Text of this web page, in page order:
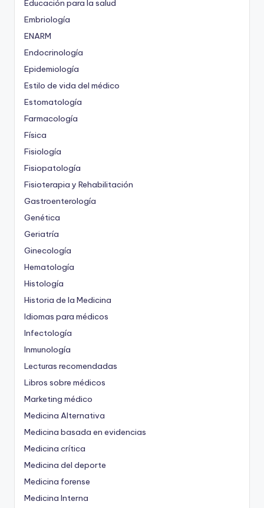
Educación para la salud
Embriología
ENARM
Endocrinología
Epidemiología
Estilo de vida del médico
Estomatología
Farmacología
Física
Fisiología
Fisiopatología
Fisioterapia y Rehabilitación
Gastroenterología
Genética
Geriatría
Ginecología
Hematología
Histología
Historia de la Medicina
Idiomas para médicos
Infectología
Inmunología
Lecturas recomendadas
Libros sobre médicos
Marketing médico
Medicina Alternativa
Medicina basada en evidencias
Medicina crítica
Medicina del deporte
Medicina forense
Medicina Interna